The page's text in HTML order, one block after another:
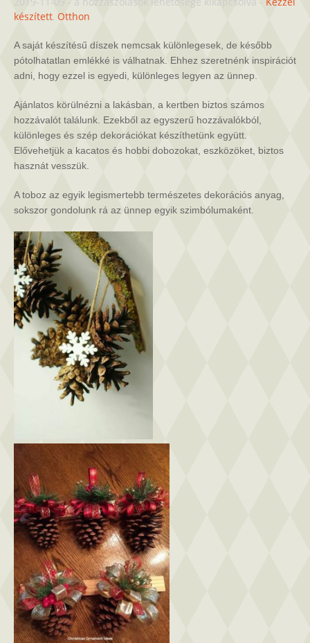
saját
bejegyzéshez
készített, Otthon
A saját készítésű díszek nemcsak különlegesek, de később
pótolhatatlan emlékké is válhatnak. Ehhez szeretnénk inspirációt
adni, hogy ezzel is egyedi, különleges legyen az ünnep.
Ajánlatos körülnézni a lakásban, a kertben biztos számos
hozzávalót találunk. Ezekből az egyszerű hozzávalókból,
különleges és szép dekorációkat készíthetünk együtt.
Elővehetjük a kacatos és hobbi dobozokat, eszközöket, biztos
hasznát vesszük.
A toboz az egyik legismertebb természetes dekorációs anyag,
sokszor gondolunk rá az ünnep egyik szimbólumaként.